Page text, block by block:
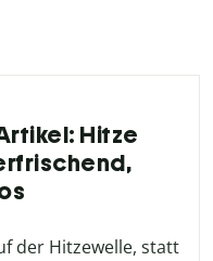
Hitze
der Hitzewelle, statt